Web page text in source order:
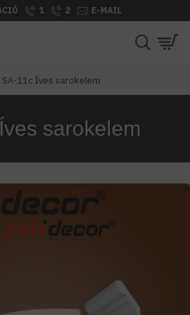
1 2 E-MAIL
SA-11c Íves sarokelem
sarokelem